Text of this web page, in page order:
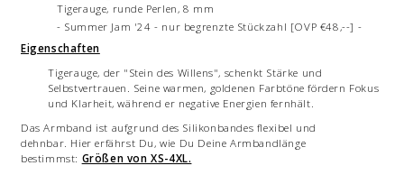
Tigerauge, runde Perlen, 8 mm
- Summer Jam '24 - nur begrenzte Stückzahl [OVP €48,--] -
Eigenschaften
Tigerauge, der "Stein des Willens", schenkt Stärke und
Selbstvertrauen. Seine warmen, goldenen Farbtöne fördern Fokus
und Klarheit, während er negative Energien fernhält.
Das Armband ist aufgrund des Silikonbandes flexibel und
dehnbar. Hier erfährst Du, wie Du Deine Armbandlänge
bestimmst: Größen von XS-4XL.